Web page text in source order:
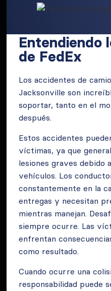
Entendiendo
de FedEx
Los accidentes de
Jacksonville son
soportar, tanto en el
después.
Estos accidentes
víctimas, ya que
lesiones graves debido
vehículos. Los
constantemente en la
entregas y necesitan
mientras manejan.
siempre ocurre. Las
enfrentan
como resultado.
Cuando ocurre una
responsabilidad puede